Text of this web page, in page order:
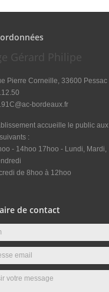
Gérard Philipe
Pierre Corneille, 33600 Pessac
bordeaux.fr
accueille le public aux
:
- 14hoo 17hoo - Lundi, Mardi,
de 8hoo à 12hoo
de contact